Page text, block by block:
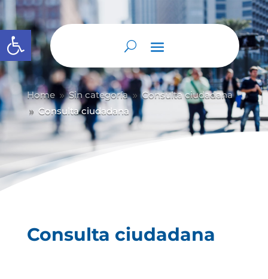
Abrir barra de herramientas
Home 9 Sin categoría 9 Consulta ciudadana
9 Consulta ciudadana
Consulta ciudadana